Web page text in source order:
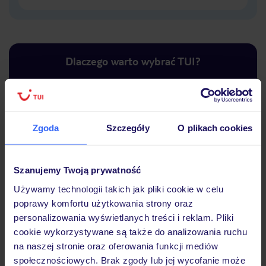
Zgoda Szczegóły O plikach cookies
Szanujemy Twoją prywatność
Używamy technologii takich jak pliki cookie w celu
poprawy komfortu użytkowania strony oraz
personalizowania wyświetlanych treści i reklam. Pliki
cookie wykorzystywane są także do analizowania ruchu
na naszej stronie oraz oferowania funkcji mediów
społecznościowych. Brak zgody lub jej wycofanie może
Dlaczego warto wybrać TUI?
Lider niskich cen
Największe biuro
podróży w Polsce
30 lat w
Hotel
Opinie